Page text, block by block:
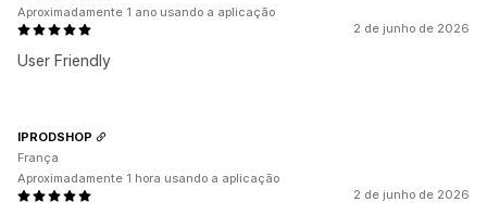
2 de junho de 2026
User Friendly
Aproximadamente 1 ano usando a aplicação
2 de junho de 2026
IPRODSHOP
França
Aproximadamente 1 hora usando a aplicação